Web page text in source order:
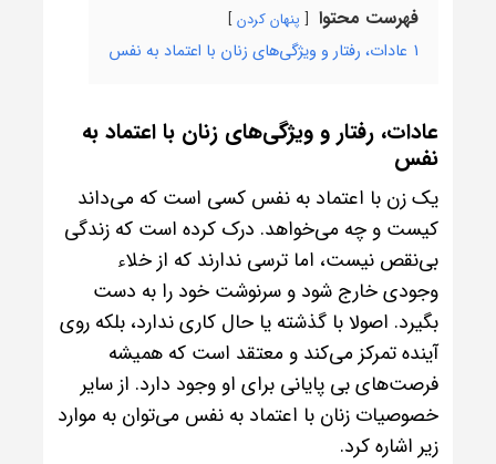
فهرست محتوا پنهان کردن
1 عادات، رفتار و ویژگی‌های زنان با اعتماد به نفس
عادات، رفتار و ویژگی‌های زنان با اعتماد به
نفس
یک زن با اعتماد به نفس کسی است که می‌داند
کیست و چه می‌خواهد. درک کرده است که زندگی
بی‌نقص نیست، اما ترسی ندارند که از خلاء
وجودی خارج شود و سرنوشت خود را به دست
بگیرد. اصولا با گذشته یا حال کاری ندارد، بلکه روی
آینده تمرکز می‌کند و معتقد است که همیشه
فرصت‌های بی پایانی برای او وجود دارد. از سایر
خصوصیات زنان با اعتماد به نفس می‌توان به موارد
زیر اشاره کرد.